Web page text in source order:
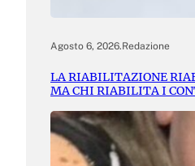
Agosto 6, 2026.Redazione
LA RIABILITAZIONE
MA CHI RIABILITA I